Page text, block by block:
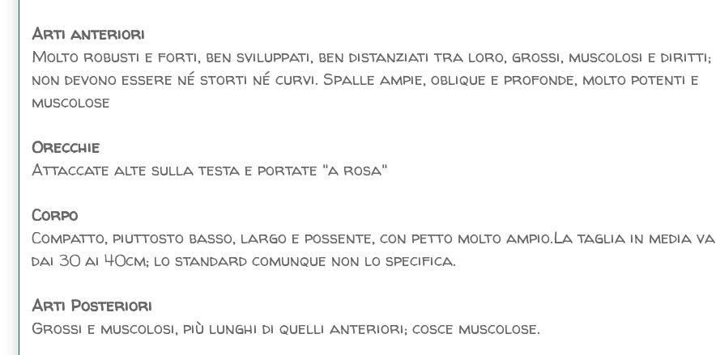
Arti anteriori
Molto robusti e forti, ben sviluppati, ben distanziati tra loro, grossi, muscolosi e diritti;
non devono essere né storti né curvi. Spalle ampie, oblique e profonde, molto potenti e
muscolose
Orecchie
Attaccate alte sulla testa e portate "a rosa"
Corpo
Compatto, piuttosto basso, largo e possente, con petto molto ampio.La taglia in media va
dai 30 ai 40cm; lo standard comunque non lo specifica.
Arti Posteriori
Grossi e muscolosi, più lunghi di quelli anteriori; cosce muscolose.